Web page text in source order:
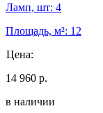
Ламп, шт: 4
Площадь, м²: 12
Цена:
14 960 р.
в наличии